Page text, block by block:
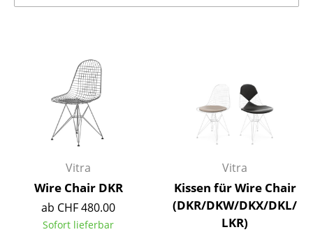
Bürosessel
Einzelteile
... alle Sitzmöbel
Esstische
Beistelltische
Vitra
Wire Chair DKR
ab CHF 480.00
Sofort lieferbar
Vitra
Kissen für Wire Chair
(DKR/DKW/DKX/DKL/
LKR)